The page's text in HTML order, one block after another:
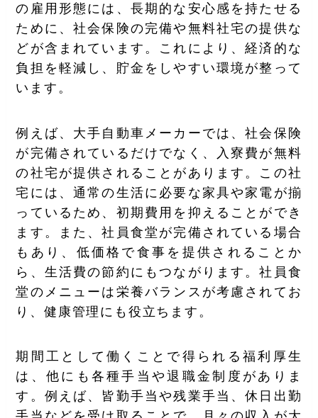
の雇用形態には、長期的な安心感を持たせる
ために、社会保険の完備や無料社宅の提供な
どが含まれています。これにより、経済的な
負担を軽減し、貯金をしやすい環境が整って
います。
例えば、大手自動車メーカーでは、社会保険
が完備されているだけでなく、入寮費が無料
の社宅が提供されることがあります。この社
宅には、通常の生活に必要な家具や家電が揃
っているため、初期費用を抑えることができ
ます。また、社員食堂が完備されている場合
もあり、低価格で食事を提供されることか
ら、生活費の節約にもつながります。社員食
堂のメニューは栄養バランスが考慮されてお
り、健康管理にも役立ちます。
期間工として働くことで得られる福利厚生
は、他にも各種手当や退職金制度がありま
す。例えば、皆勤手当や残業手当、休日出勤